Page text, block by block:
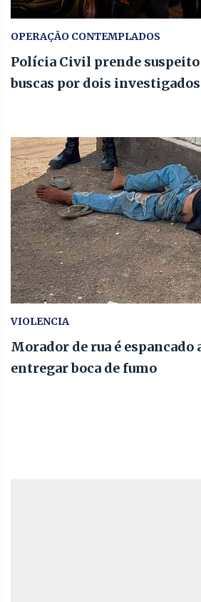
OPERAÇÃO CONTEMPLADOS
Polícia Civil prende
buscas por dois investigados
VIOLENCIA
Morador de rua é espancado
entregar boca de fumo